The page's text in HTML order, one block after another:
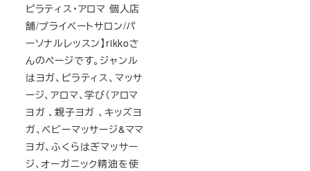
ピラティス・アロマ 個人店
舗/プライベートサロン/パ
ーソナルレッスン】rikkoさ
んのページです。ジャンル
はヨガ、ピラティス、マッサ
ージ、アロマ、学び（アロマ
ヨガ 、親子ヨガ 、キッズヨ
ガ、ベビーマッサージ&ママ
ヨガ、ふくらはぎマッサー
ジ、オーガニック精油を使